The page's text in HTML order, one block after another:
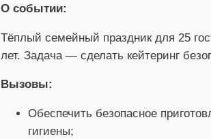
О событии:
Тёплый семейный праздник для 25
лет. Задача — сделать кейтеринг
Вызовы:
Обеспечить безопасное
гигиены;